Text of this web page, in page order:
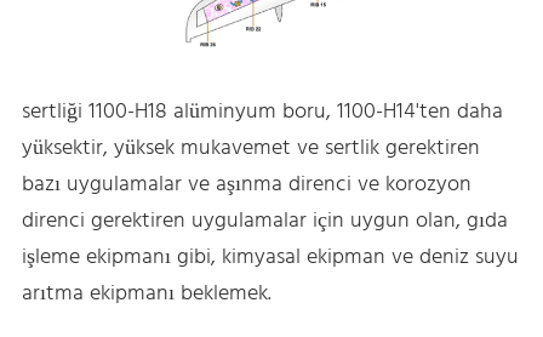
sertliği 1100-H18 alüminyum boru, 1100-H14'ten daha
yüksektir, yüksek mukavemet ve sertlik gerektiren
bazı uygulamalar ve aşınma direnci ve korozyon
direnci gerektiren uygulamalar için uygun olan, gıda
işleme ekipmanı gibi, kimyasal ekipman ve deniz suyu
arıtma ekipmanı beklemek.